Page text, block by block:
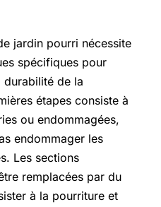
jardin pourri nécessite
spécifiques pour
durabilité de la
étapes consiste à
ou endommagées,
endommager les
Les sections
remplacées par du
à la pourriture et